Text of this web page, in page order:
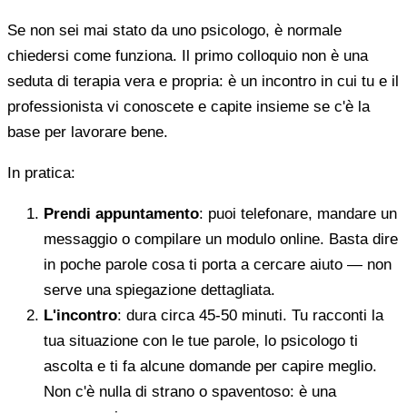
Se non sei mai stato da uno psicologo, è normale
chiedersi come funziona. Il primo colloquio non è una
seduta di terapia vera e propria: è un incontro in cui tu e il
professionista vi conoscete e capite insieme se c'è la
base per lavorare bene.
In pratica:
Prendi appuntamento: puoi telefonare, mandare un
messaggio o compilare un modulo online. Basta dire
in poche parole cosa ti porta a cercare aiuto — non
serve una spiegazione dettagliata.
L'incontro: dura circa 45-50 minuti. Tu racconti la
tua situazione con le tue parole, lo psicologo ti
ascolta e ti fa alcune domande per capire meglio.
Non c'è nulla di strano o spaventoso: è una